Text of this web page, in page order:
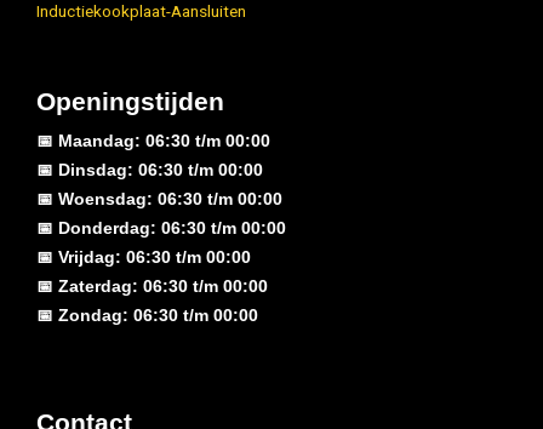
Inductiekookplaat-Aansluiten
Openingstijden
📅 Maandag: 06:30 t/m 00:00
📅 Dinsdag: 06:30 t/m 00:00
📅 Woensdag: 06:30 t/m 00:00
📅 Donderdag: 06:30 t/m 00:00
📅 Vrijdag: 06:30 t/m 00:00
📅 Zaterdag: 06:30 t/m 00:00
📅 Zondag: 06:30 t/m 00:00
Contact